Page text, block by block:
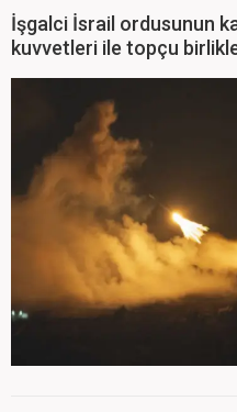
İşgalci İsrail ordusunun
kuvvetleri ile topçu